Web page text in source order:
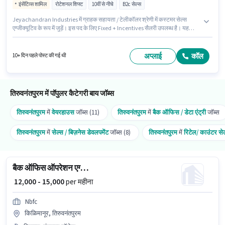
इंसेंटिव्स शामिल रोटेशनल शिफ्ट 10वीं से नीचे B2c सेल्स
Jeyachandran Industries में ग्राहक सहायता / टेलीकॉलर श्रेणी में कस्टमर सेल्स
एग्जीक्यूटिव के रूप में जुड़ें। इस पद के लिए Fixed + Incentives सैलरी उपलब्ध है। यह
₹17500 तक कमा सकते हैं। इस भूमिका के लिए महत्वपूर्ण दस्तावेज़ PAN कार्ड, आधार कार्ड,
10+ दिन पहले पोस्ट की गई थी अप्लाई कॉल
तिरुवनंतपुरम में पॉपुलर कैटेगरी बाय जॉब्स
तिरुवनंतपुरममेंवेयरहाउसजॉब्स (11) तिरुवनंतपुरममेंबैक ऑफिस / डेटा एंट्रीजॉब्स
तिरुवनंतपुरममेंसेल्स / बिज़नेस डेवलपमेंटजॉब्स (8) तिरुवनंतपुरममेंरिटेल/ काउंटर
बैक ऑफिस ऑपरेशन एग्जीक्यूटिव
₹ 12,000 - 15,000per महीना
Nbfc
किळिमानूर, तिरुवनंतपुरम